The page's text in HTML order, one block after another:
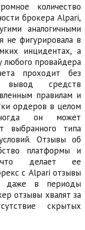
количество
брокера Alpari,
аналогичными
не фигурировала в
инцидентах, а
любого провайдера
проходит без
вывод средств
правилам и
ордеров в целом
он может
выбранного типа
Отзывы об
платформы и
что делает ее
с Alpari отзывы
даже в периоды
отзывы хвалят за
скрытых